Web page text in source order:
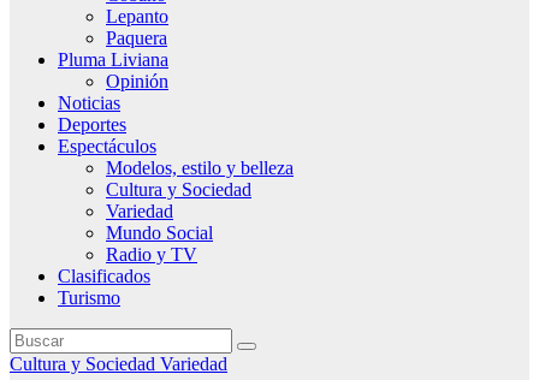
Lepanto
Paquera
Pluma Liviana
Opinión
Noticias
Deportes
Espectáculos
Modelos, estilo y belleza
Cultura y Sociedad
Variedad
Mundo Social
Radio y TV
Clasificados
Turismo
Cultura y Sociedad Variedad